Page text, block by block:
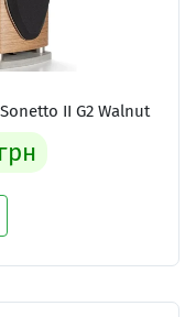
II G2 Walnut